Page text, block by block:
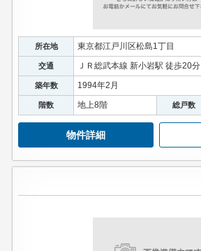
所在地 東京都江戸川区松島1丁目
交通 ＪＲ総武本線 新小岩駅 徒歩20分
築年数 1994年2月
階数 地上8階 総戸数
物件詳細